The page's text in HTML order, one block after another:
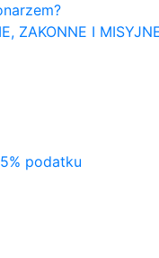
ZAKONNE I
podatku